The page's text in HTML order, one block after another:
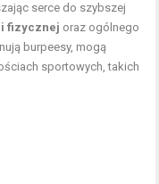
serce do szybszej
fizycznej oraz ogólnego
burpeesy, mogą
sportowych, takich